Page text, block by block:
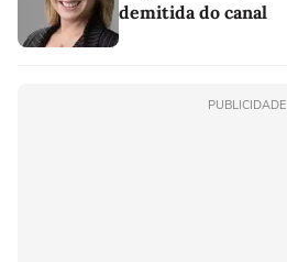
demitida do canal
PUBLICIDADE